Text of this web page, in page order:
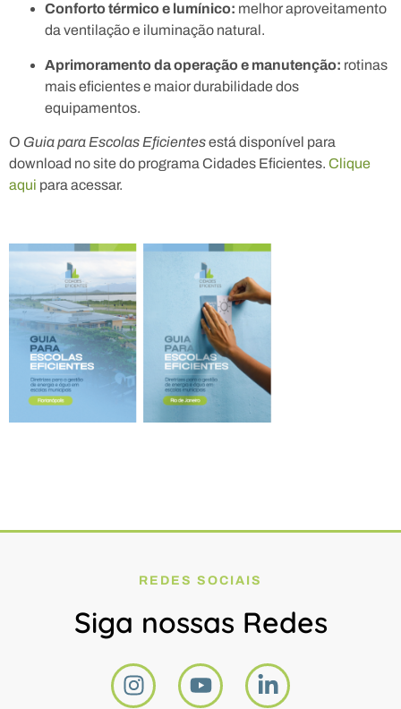
Conforto térmico e lumínico: melhor aproveitamento
da ventilação e iluminação natural.
Aprimoramento da operação e manutenção: rotinas
mais eficientes e maior durabilidade dos
equipamentos.
O Guia para Escolas Eficientesestá disponível para
download no site do programa Cidades Eficientes. Clique
aqui para acessar.
REDES SOCIAIS
Siga nossas Redes